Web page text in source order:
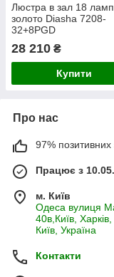
Люстра в зал 18 ламп,
золото Diasha 7208-
32+8PGD
28 210 ₴
Купити
Про нас
97% позитивних
Працює з
м. Київ
Одеса вулиця
40в,Київ,
Київ, Україна
Контакти